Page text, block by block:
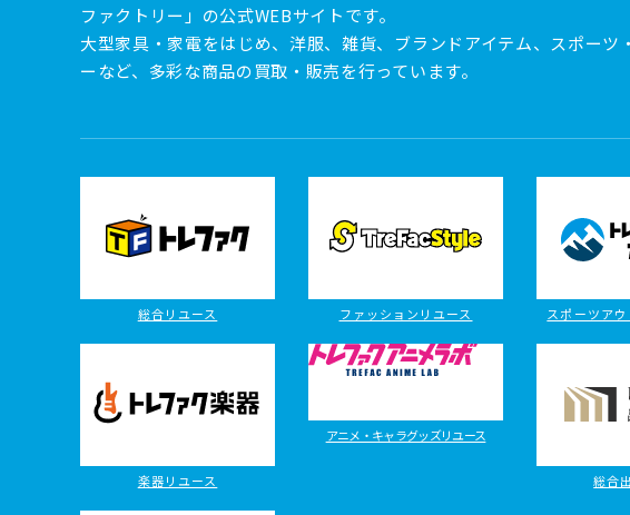
ファクトリー」の公式WEBサイトです。
大型家具・家電をはじめ、洋服、雑貨、ブランドアイテム、スポー
ーなど、多彩な商品の買取・販売を行っています。
総合リユース ファッションリユース スポーツア
楽器リユース
アニメ・キャラグッズリユース
総合